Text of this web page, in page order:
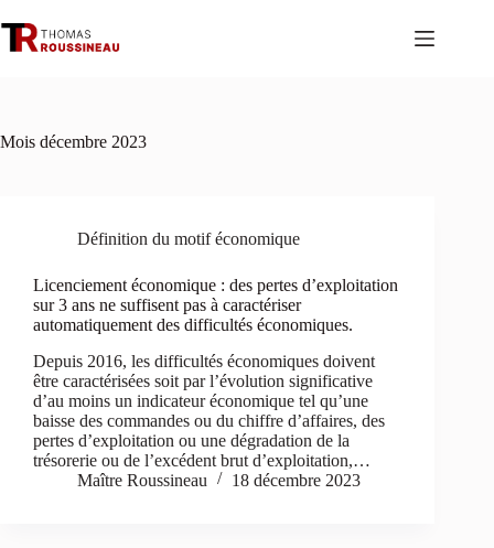
au
contenu
Mois décembre 2023
Définition du motif économique
Licenciement économique : des pertes d’exploitation
sur 3 ans ne suffisent pas à caractériser
automatiquement des difficultés économiques.
Depuis 2016, les difficultés économiques doivent
être caractérisées soit par l’évolution significative
d’au moins un indicateur économique tel qu’une
baisse des commandes ou du chiffre d’affaires, des
pertes d’exploitation ou une dégradation de la
trésorerie ou de l’excédent brut d’exploitation,…
Maître Roussineau
18 décembre 2023